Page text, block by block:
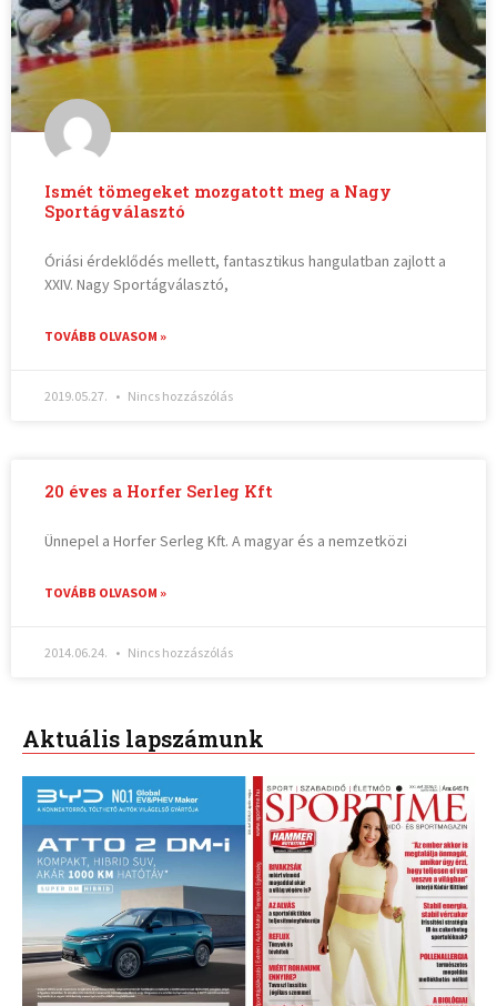
Ismét tömegeket mozgatott meg a Nagy
Sportágválasztó
Óriási érdeklődés mellett, fantasztikus hangulatban zajlott a
XXIV. Nagy Sportágválasztó,
TOVÁBB OLVASOM »
2019.05.27. Nincs hozzászólás
20 éves a Horfer Serleg Kft
Ünnepel a Horfer Serleg Kft. A magyar és a nemzetközi
TOVÁBB OLVASOM »
2014.06.24. Nincs hozzászólás
Aktuális lapszámunk